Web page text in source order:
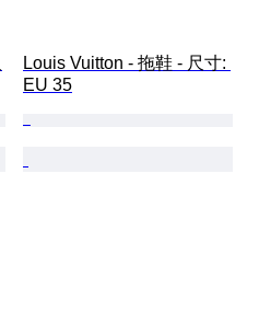
Louis Vuitton - 拖鞋 - 尺寸:
EU 35